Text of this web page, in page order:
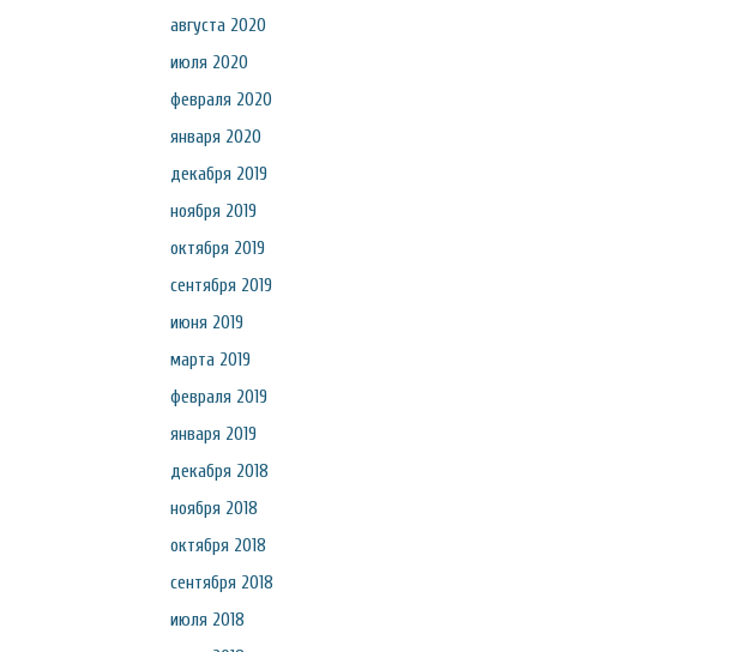
августа 2020
июля 2020
февраля 2020
января 2020
декабря 2019
ноября 2019
октября 2019
сентября 2019
июня 2019
марта 2019
февраля 2019
января 2019
декабря 2018
ноября 2018
октября 2018
сентября 2018
июля 2018